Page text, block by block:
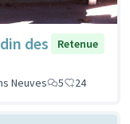
des
Retenue
Neuves 5 24